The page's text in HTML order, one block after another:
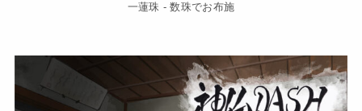
一蓮珠 - 数珠でお布施